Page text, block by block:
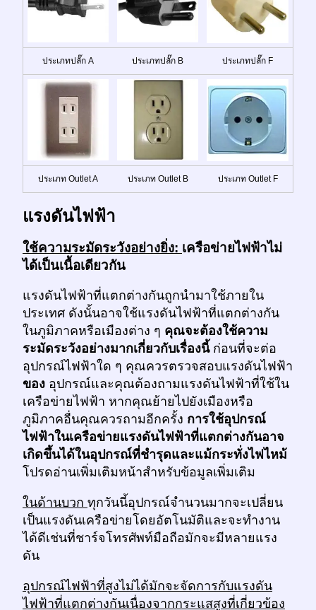
ประเภทปลั๊ก A ประเภทปลั๊ก B ประเภทปลั๊ก F
ประเภท Outlet A ประเภท Outlet B ประเภท Outlet F
แรงดันไฟฟ้า
ใช้ความระมัดระวังอย่างยิ่ง: เครือข่ายไฟฟ้าไม่
ได้เป็นเนื้อเดียวกัน
แรงดันไฟฟ้าที่แตกต่างกันถูกนำมาใช้ภายใน
ประเทศ ดังนั้นอาจใช้แรงดันไฟฟ้าที่แตกต่างกัน
ในภูมิภาคหรือเมืองต่าง ๆ คุณจะต้องใช้ความ
ระมัดระวังอย่างมากเกี่ยวกับเรื่องนี้ ก่อนที่จะต่อ
อุปกรณ์ไฟฟ้าใด ๆ คุณควรตรวจสอบแรงดันไฟฟ้า
ของ อุปกรณ์และคุณต้องถามแรงดันไฟฟ้าที่ใช้ใน
เครือข่ายไฟฟ้า หากคุณย้ายไปยังเมืองหรือ
ภูมิภาคอื่นคุณควรถามอีกครั้ง การใช้อุปกรณ์
ไฟฟ้าในเครือข่ายแรงดันไฟฟ้าที่แตกต่างกันอาจ
เกิดขึ้นได้ในอุปกรณ์ที่ชำรุดและแม้กระทั่งไฟไหม้
โปรดอ่านเพิ่มเติมหน้าสำหรับข้อมูลเพิ่มเติม
ในด้านบวก ทุกวันนี้อุปกรณ์จำนวนมากจะเปลี่ยน
เป็นแรงดันเครือข่ายโดยอัตโนมัติและจะทำงาน
ได้ดีเช่นที่ชาร์จโทรศัพท์มือถือมักจะมีหลายแรง
ดัน
อุปกรณ์ไฟฟ้าที่สูงไม่ได้มักจะจัดการกับแรงดัน
ไฟฟ้าที่แตกต่างกันเนื่องจากกระแสสูงที่เกี่ยวข้อง